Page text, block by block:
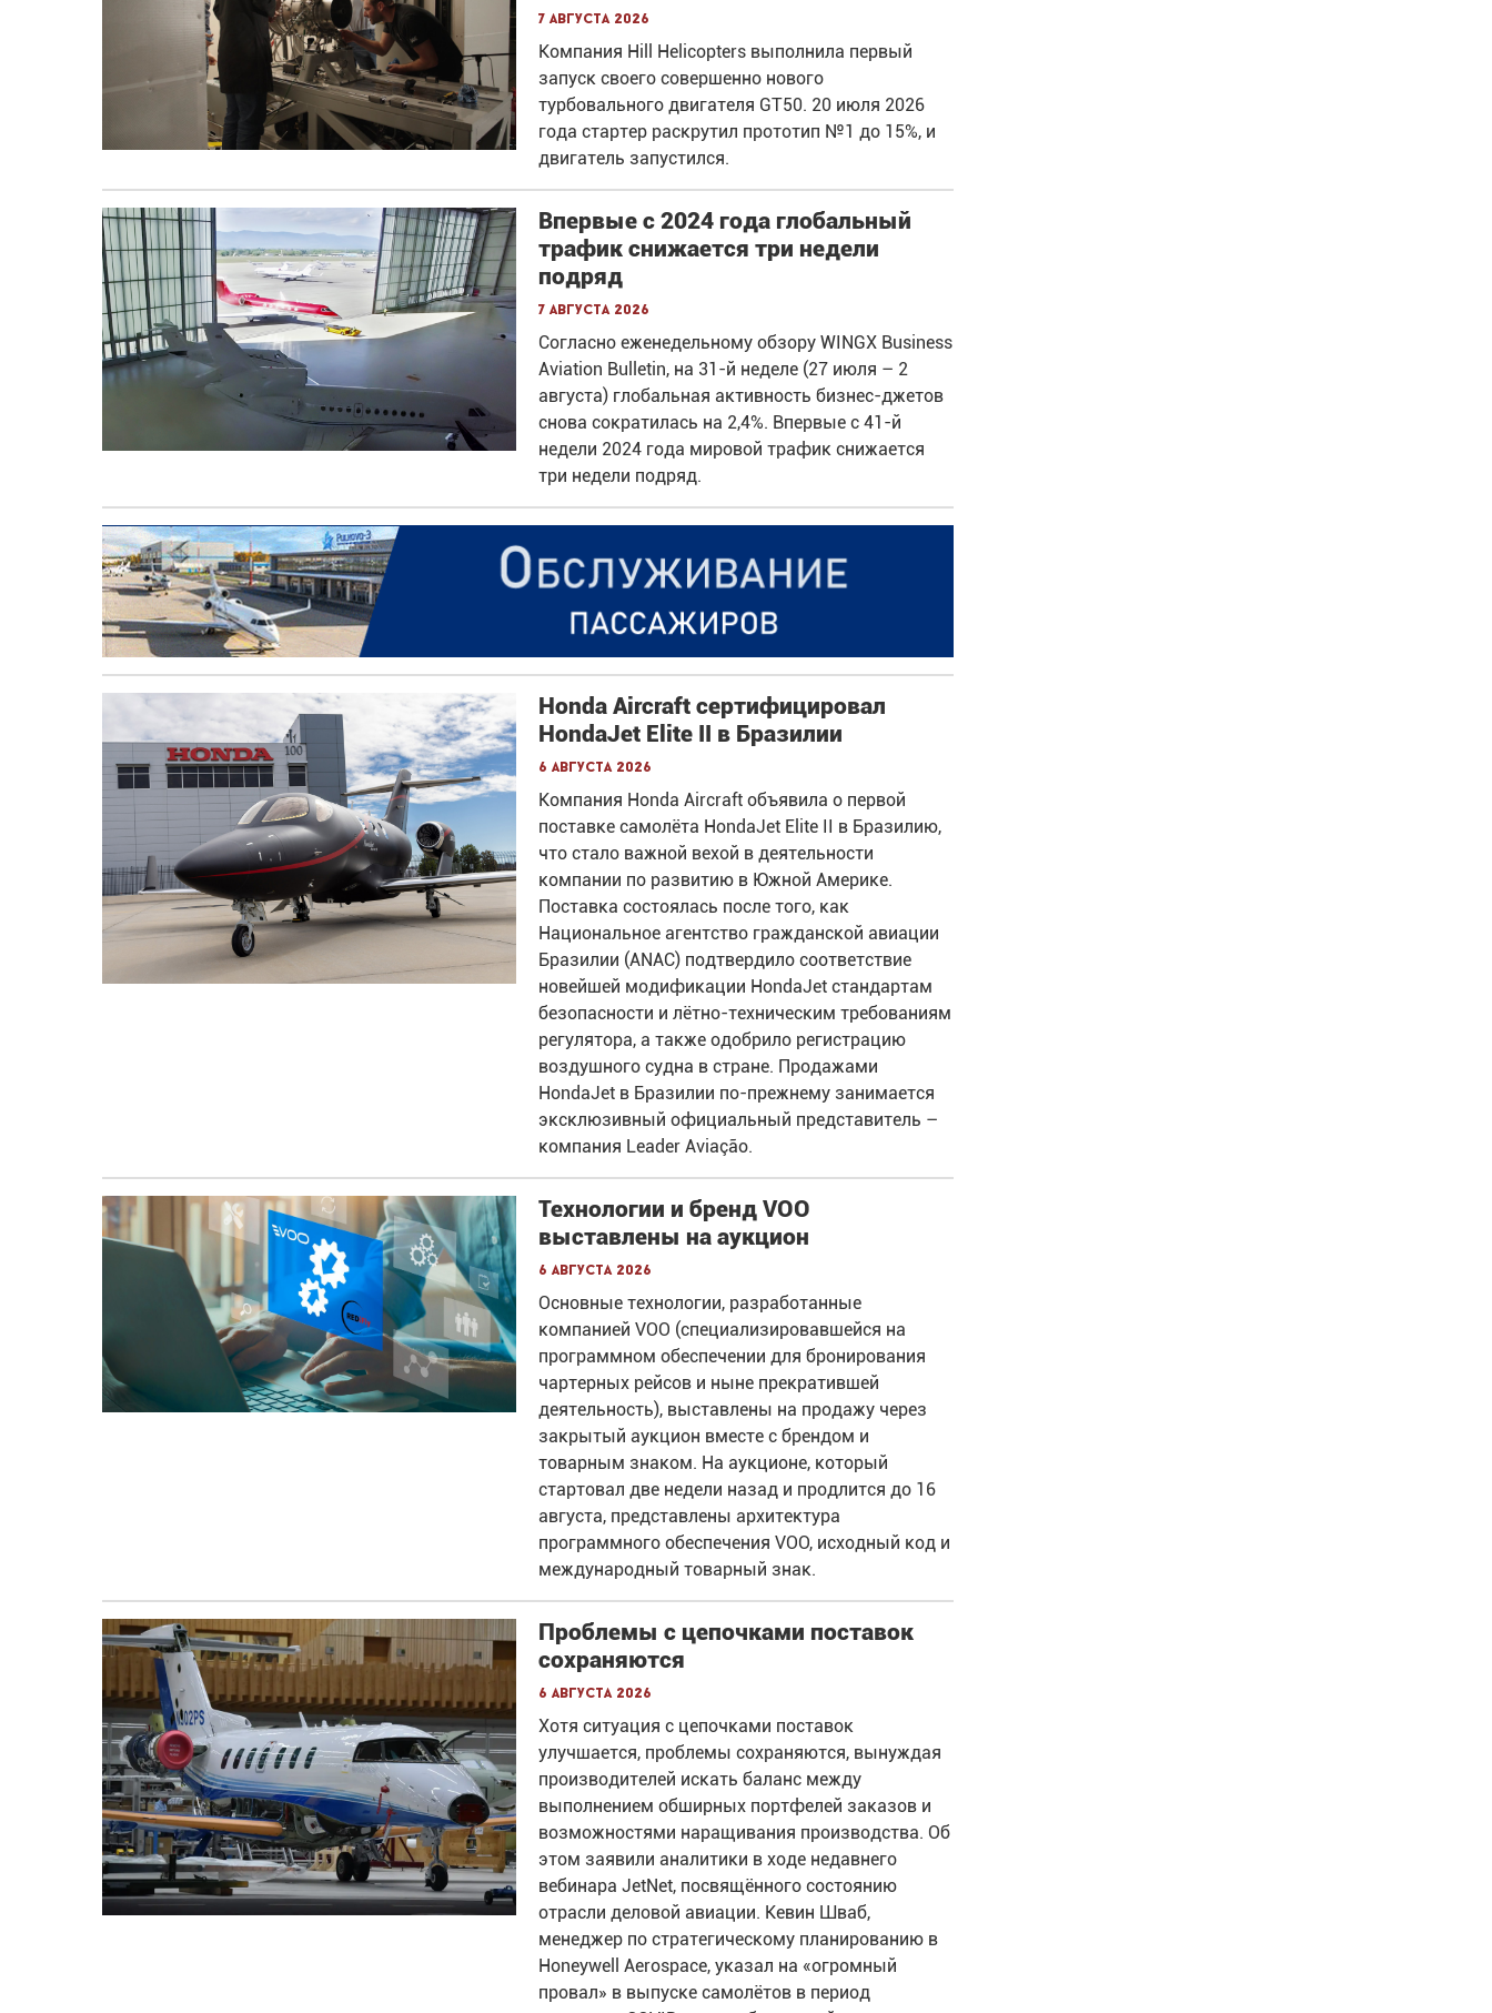
7 августа 2026
Компания Hill Helicopters выполнила первый
запуск своего совершенно нового
турбовального двигателя GT50. 20 июля 2026
года стартер раскрутил прототип №1 до 15%, и
двигатель запустился.
Впервые с 2024 года глобальный
трафик снижается три недели
подряд
7 августа 2026
Согласно еженедельному обзору WINGX Business
Aviation Bulletin, на 31-й неделе (27 июля – 2
августа) глобальная активность бизнес-джетов
снова сократилась на 2,4%. Впервые с 41-й
недели 2024 года мировой трафик снижается
три недели подряд.
Honda Aircraft сертифицировал
HondaJet Elite II в Бразилии
6 августа 2026
Компания Honda Aircraft объявила о первой
поставке самолёта HondaJet Elite II в Бразилию,
что стало важной вехой в деятельности
компании по развитию в Южной Америке.
Поставка состоялась после того, как
Национальное агентство гражданской авиации
Бразилии (ANAC) подтвердило соответствие
новейшей модификации HondaJet стандартам
безопасности и лётно-техническим требованиям
регулятора, а также одобрило регистрацию
воздушного судна в стране. Продажами
HondaJet в Бразилии по-прежнему занимается
эксклюзивный официальный представитель –
компания Leader Aviação.
Технологии и бренд VOO
выставлены на аукцион
6 августа 2026
Основные технологии, разработанные
компанией VOO (специализировавшейся на
программном обеспечении для бронирования
чартерных рейсов и ныне прекратившей
деятельность), выставлены на продажу через
закрытый аукцион вместе с брендом и
товарным знаком. На аукционе, который
стартовал две недели назад и продлится до 16
августа, представлены архитектура
программного обеспечения VOO, исходный код и
международный товарный знак.
Проблемы с цепочками поставок
сохраняются
6 августа 2026
Хотя ситуация с цепочками поставок
улучшается, проблемы сохраняются, вынуждая
производителей искать баланс между
выполнением обширных портфелей заказов и
возможностями наращивания производства. Об
этом заявили аналитики в ходе недавнего
вебинара JetNet, посвящённого состоянию
отрасли деловой авиации. Кевин Шваб,
менеджер по стратегическому планированию в
Honeywell Aerospace, указал на «огромный
провал» в выпуске самолётов в период